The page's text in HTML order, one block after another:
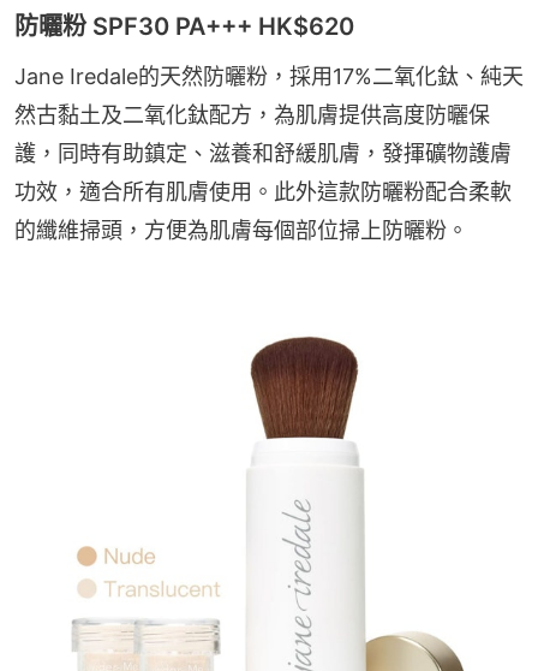
防曬粉 SPF30 PA+++ HK$620
Jane Iredale的天然防曬粉，採用17%二氧化鈦、純天
然古黏土及二氧化鈦配方，為肌膚提供高度防曬保
護，同時有助鎮定、滋養和舒緩肌膚，發揮礦物護膚
功效，適合所有肌膚使用。此外這款防曬粉配合柔軟
的纖維掃頭，方便為肌膚每個部位掃上防曬粉。